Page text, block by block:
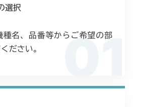
01
選択
種名、品番等からご希望の部
ださい。